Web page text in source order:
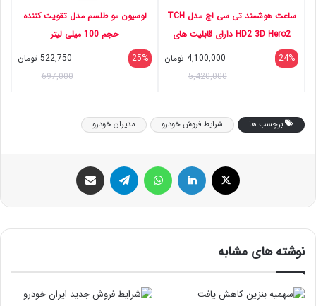
ساعت هوشمند تی سی اچ مدل TCH
HD2 3D Hero2 دارای قابلیت های
کنترل موسیقی (Music Player)،
پشتیبانی از زبان فارسی در منو و
24%
4,100,000 تومان
5,420,000
لوسیون مو طلسم مدل تقویت کننده
حجم 100 میلی لیتر
25%
522,750 تومان
697,000
برچسب ها شرایط فروش خودرو مدیران خودرو
ایکس لینکداین تلگرام
نوشته های مشابه